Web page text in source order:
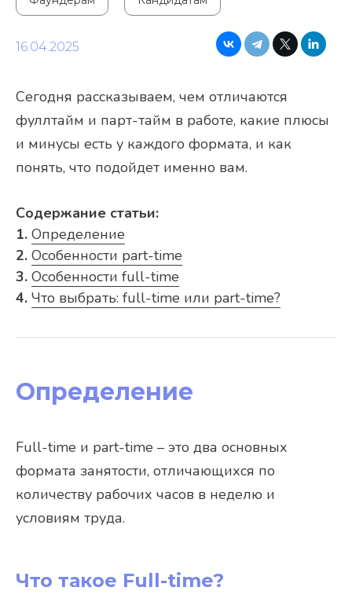
16.04.2025
Сегодня рассказываем, чем отличаются
фуллтайм и парт-тайм в работе, какие плюсы
и минусы есть у каждого формата, и как
понять, что подойдет именно вам.
Содержание статьи:
1. Определение
2. Особенности part-time
3. Особенности full-time
4. Что выбрать: full-time или part-time?
Определение
Full-time и part-time – это два основных
формата занятости, отличающихся по
количеству рабочих часов в неделю и
условиям труда.
Что такое Full-time?